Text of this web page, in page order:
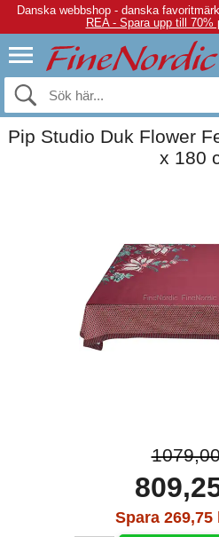
Danska webbshop - danska
REA - Spara upp till 70%
Pip Studio Duk Flower
x 180
Spara 269,75